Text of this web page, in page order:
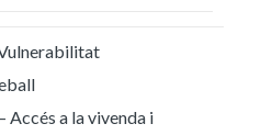
Accés a la vivenda i